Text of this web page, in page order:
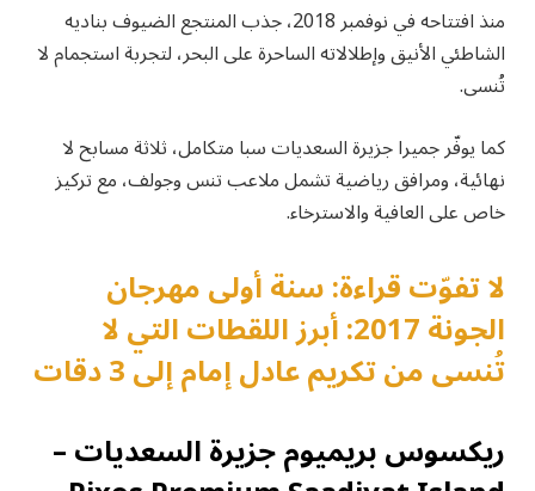
منذ افتتاحه في نوفمبر 2018، جذب المنتجع الضيوف بناديه
الشاطئي الأنيق وإطلالاته الساحرة على البحر، لتجربة استجمام لا
تُنسى.
كما يوفّر جميرا جزيرة السعديات سبا متكامل، ثلاثة مسابح لا
نهائية، ومرافق رياضية تشمل ملاعب تنس وجولف، مع تركيز
خاص على العافية والاسترخاء.
لا تفوّت قراءة: سنة أولى مهرجان
الجونة 2017: أبرز اللقطات التي لا
تُنسى من تكريم عادل إمام إلى 3 دقات
ريكسوس بريميوم جزيرة السعديات –